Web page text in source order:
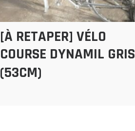
[À RETAPER] VÉLO
COURSE DYNAMIL GRIS
(53CM)